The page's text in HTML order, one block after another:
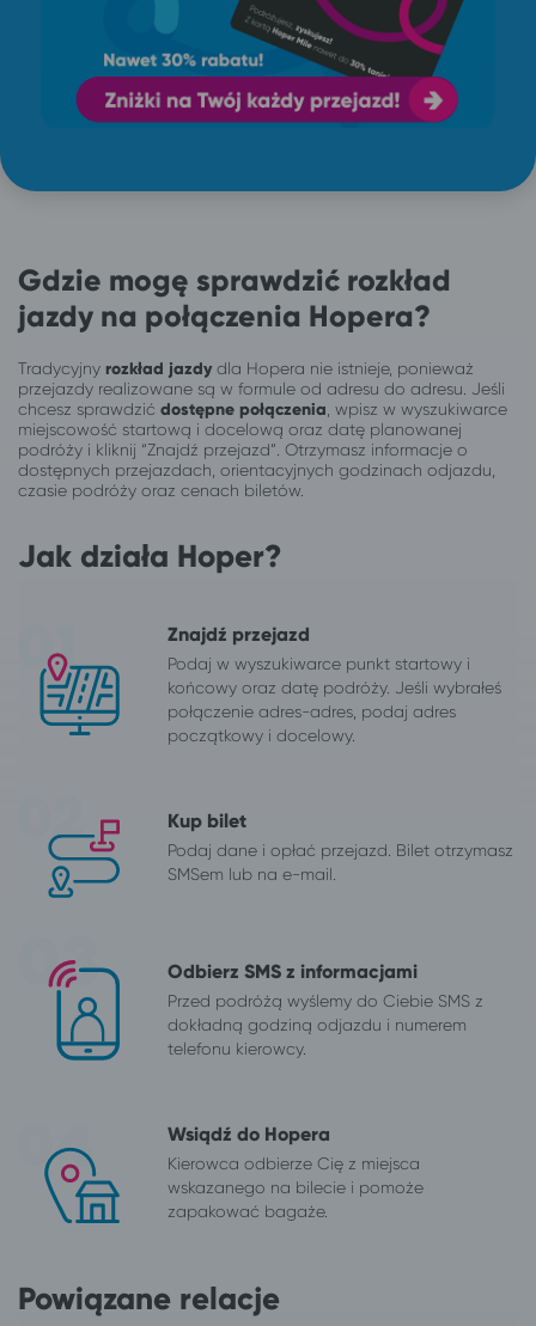
Gdzie mogę sprawdzić rozkład
jazdy na połączenia Hopera?
Tradycyjny rozkład jazdydla Hopera nie istnieje, ponieważ
przejazdy realizowane są w formule od adresu do adresu. Jeśli
chcesz sprawdzić dostępne połączenia , wpisz w wyszukiwarce
miejscowość startową i docelową oraz datę planowanej
podróży i kliknij “Znajdź przejazd”. Otrzymasz informacje o
dostępnych przejazdach, orientacyjnych godzinach odjazdu,
czasie podróży oraz cenach biletów.
Jak działa Hoper?
Znajdź przejazd
Podaj w wyszukiwarce punkt startowy i
końcowy oraz datę podróży. Jeśli wybrałeś
połączenie adres-adres, podaj adres
początkowy i docelowy.
Kup bilet
Podaj dane i opłać przejazd. Bilet otrzymasz
SMSem lub na e-mail.
Odbierz SMS z informacjami
Przed podróżą wyślemy do Ciebie SMS z
dokładną godziną odjazdu i numerem
telefonu kierowcy.
Wsiądź do Hopera
Kierowca odbierze Cię z miejsca
wskazanego na bilecie i pomoże
zapakować bagaże.
Powiązane relacje